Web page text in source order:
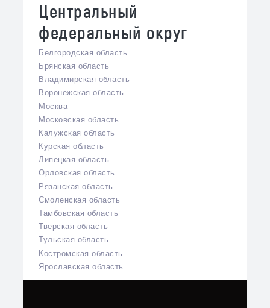
Центральный
федеральный округ
Белгородская область
Брянская область
Владимирская область
Воронежская область
Москва
Московская область
Калужская область
Курская область
Липецкая область
Орловская область
Рязанская область
Смоленская область
Тамбовская область
Тверская область
Тульская область
Костромская область
Ярославская область